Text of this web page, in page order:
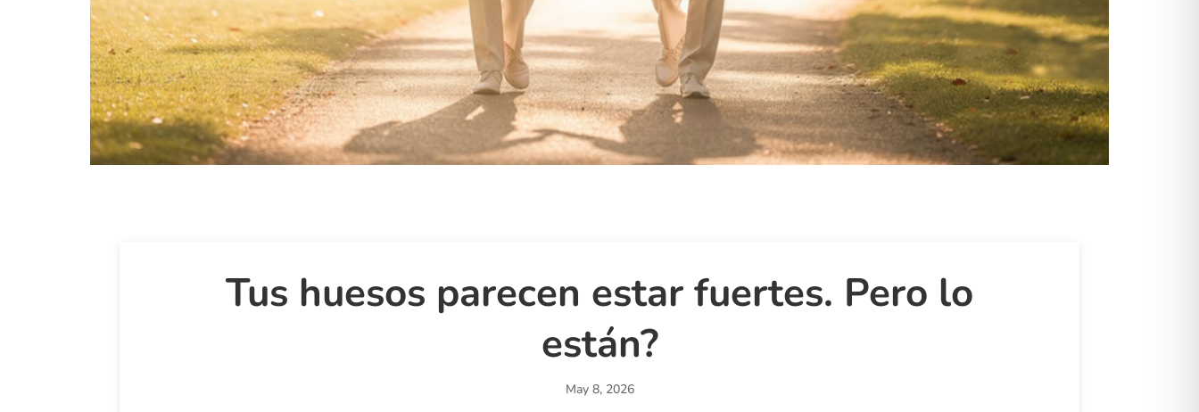
Tus huesos parecen estar fuertes. Pero lo
están?
May 8, 2026